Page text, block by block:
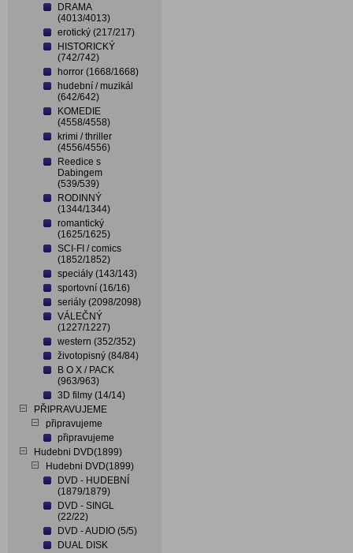
DRAMA
(4013/4013)
erotický (217/217)
HISTORICKÝ
(742/742)
horror (1668/1668)
hudební / muzikál
(642/642)
KOMEDIE
(4558/4558)
krimi / thriller
(4556/4556)
Reedice s
Dabingem
(539/539)
RODINNÝ
(1344/1344)
romantický
(1625/1625)
SCI-FI / comics
(1852/1852)
speciály (143/143)
sportovní (16/16)
seriály (2098/2098)
VÁLEČNÝ
(1227/1227)
western (352/352)
životopisný (84/84)
B O X / PACK
(963/963)
3D filmy (14/14)
PŘIPRAVUJEME
připravujeme
připravujeme
Hudebni DVD(1899)
Hudebni DVD(1899)
DVD - HUDEBNÍ
(1879/1879)
DVD - SINGL
(22/22)
DVD - AUDIO (5/5)
DUAL DISK